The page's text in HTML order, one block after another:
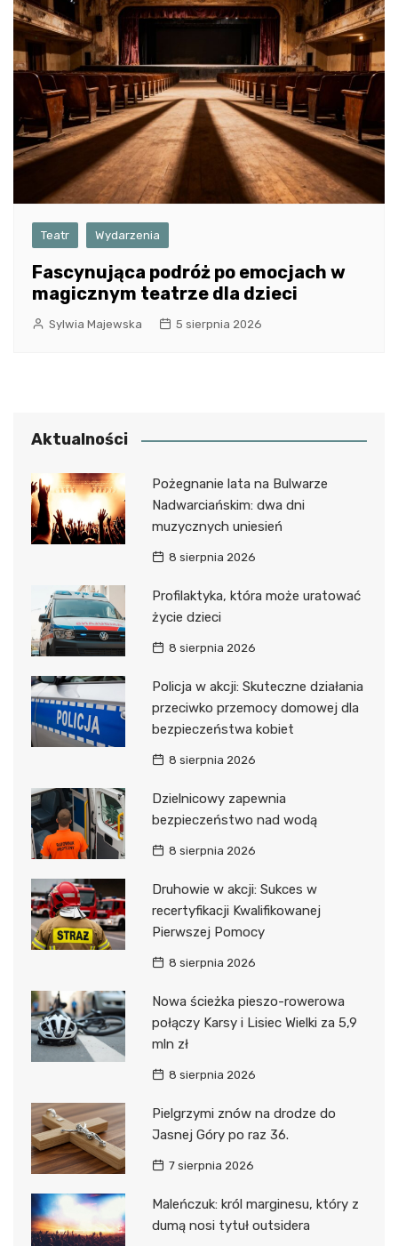
Teatr Wydarzenia
Fascynująca podróż po emocjach w
magicznym teatrze dla dzieci
Sylwia Majewska 5 sierpnia 2026
Aktualności
Pożegnanie lata na Bulwarze
Nadwarciańskim: dwa dni
muzycznych uniesień
8 sierpnia 2026
Profilaktyka, która może uratować
życie dzieci
8 sierpnia 2026
Policja w akcji: Skuteczne działania
przeciwko przemocy domowej dla
bezpieczeństwa kobiet
8 sierpnia 2026
Dzielnicowy zapewnia
bezpieczeństwo nad wodą
8 sierpnia 2026
Druhowie w akcji: Sukces w
recertyfikacji Kwalifikowanej
Pierwszej Pomocy
8 sierpnia 2026
Nowa ścieżka pieszo-rowerowa
połączy Karsy i Lisiec Wielki za 5,9
mln zł
8 sierpnia 2026
Pielgrzymi znów na drodze do
Jasnej Góry po raz 36.
7 sierpnia 2026
Maleńczuk: król marginesu, który z
dumą nosi tytuł outsidera